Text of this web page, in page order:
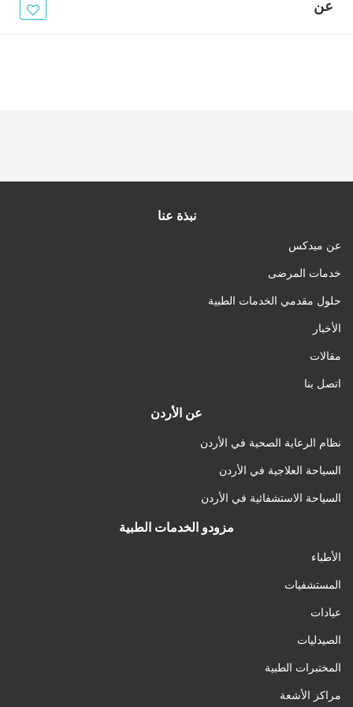
عن
نبذة عنا
عن ميدكس
خدمات المرضى
حلول مقدمي الخدمات الطبية
الأخبار
مقالات
اتصل بنا
عن الأردن
نظام الرعاية الصحية في الأردن
السياحة العلاجية في الأردن
السياحة الاستشفائية في الأردن
مزودو الخدمات الطبية
الأطباء
المستشفيات
عيادات
الصيدليات
المختبرات الطبية
مراكز الأشعة